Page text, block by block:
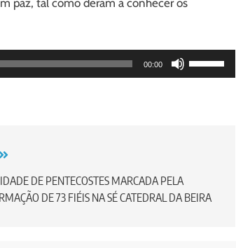
paz, tal como deram a conhecer os
00:00
Use
Up/Down
decrease
DE PENTECOSTES MARCADA PELA
DE 73 FIÉIS NA SÉ CATEDRAL DA BEIRA